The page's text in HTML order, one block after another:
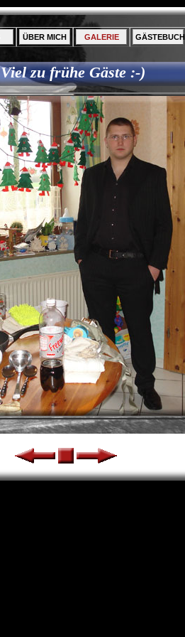
ÜBER MICH GALERIE GÄSTEBUCH
Viel zu frühe Gäste :-)